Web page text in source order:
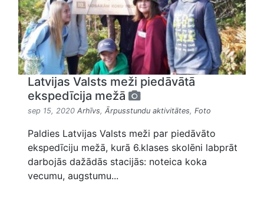
Latvijas Valsts meži piedāvātā
ekspedīcija mežā
sep 15, 2020 Arhīvs, Ārpusstundu aktivitātes, Foto
Paldies Latvijas Valsts meži par piedāvāto
ekspedīciju mežā, kurā 6.klases skolēni labprāt
darbojās dažādās stacijās: noteica koka
vecumu, augstumu...